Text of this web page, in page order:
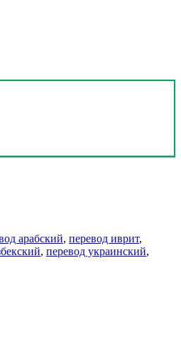
арабский, перевод иврит,
, перевод украинский,